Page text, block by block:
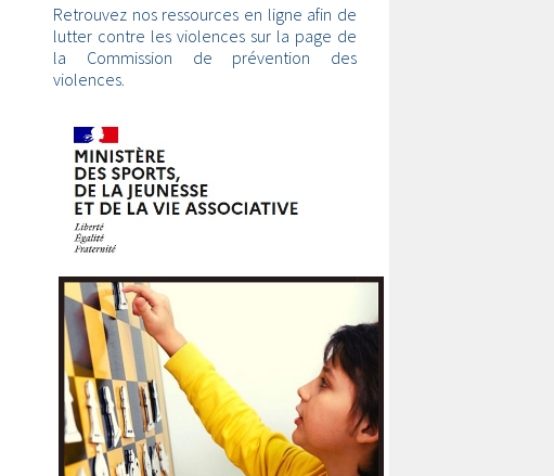
Retrouvez nos ressources en ligne afin de
lutter contre les violences sur la page de
la Commission de prévention des
violences.